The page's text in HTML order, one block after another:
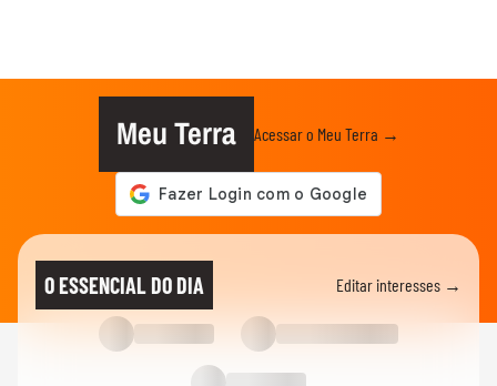
Meu Terra Acessar o Meu Terra →
O ESSENCIAL DO DIA Editar interesses →